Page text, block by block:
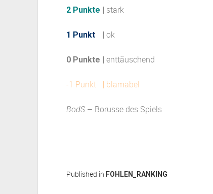
2 Punkte | stark
1 Punkte | ok
0 Punkte | enttäuschend
-1 Punkt | blamabel
BodS– Borusse des Spiels
Published in FOHLEN_RANKING